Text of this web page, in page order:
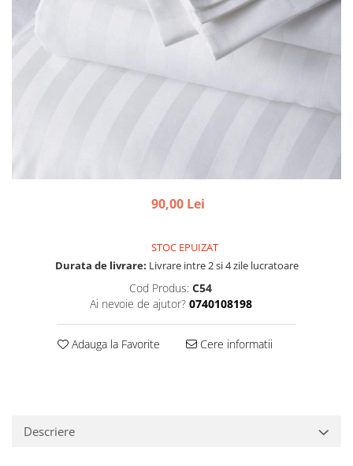
90,00 Lei
STOC EPUIZAT
Durata de livrare: Livrare intre 2 si 4 zile lucratoare
Cod Produs: C54
Ai nevoie de ajutor? 0740108198
Adauga la Favorite Cere informatii
Descriere